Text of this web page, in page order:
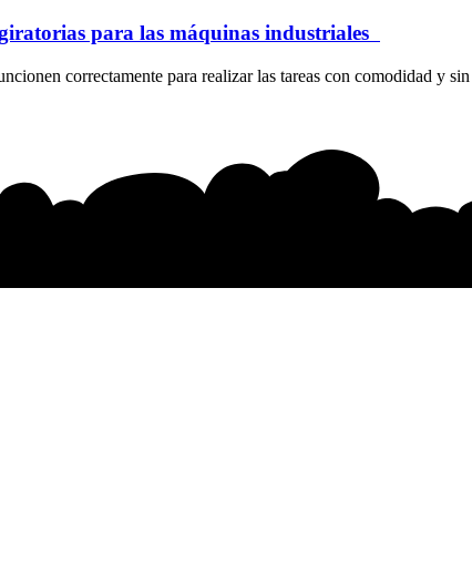
para las máquinas industriales
correctamente para realizar las tareas con comodidad y